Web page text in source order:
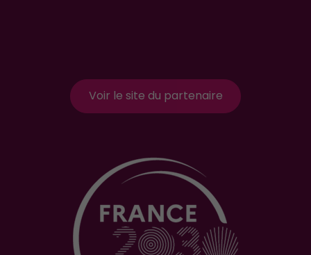
Voir le site du partenaire